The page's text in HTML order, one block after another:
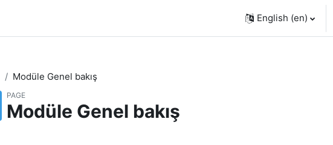
English ‎(en)‎
Modüle Genel bakış
PAGE
Modüle Genel bakış